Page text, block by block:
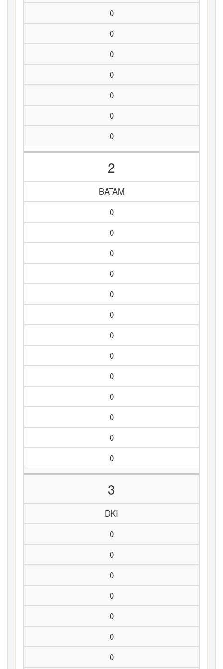
0
0
0
0
0
0
0
2
BATAM
0
0
0
0
0
0
0
0
0
0
0
0
0
3
DKI
0
0
0
0
0
0
0